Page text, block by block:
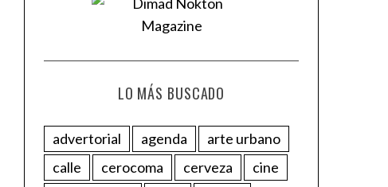
LO MÁS BUSCADO
advertorial agenda
arte urbano
calle
cerocoma cerveza
cine